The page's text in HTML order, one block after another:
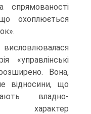
спрямованості
охоплюється
висловлювалася
«управлінські
Вона,
відносини, що
владно-
характер